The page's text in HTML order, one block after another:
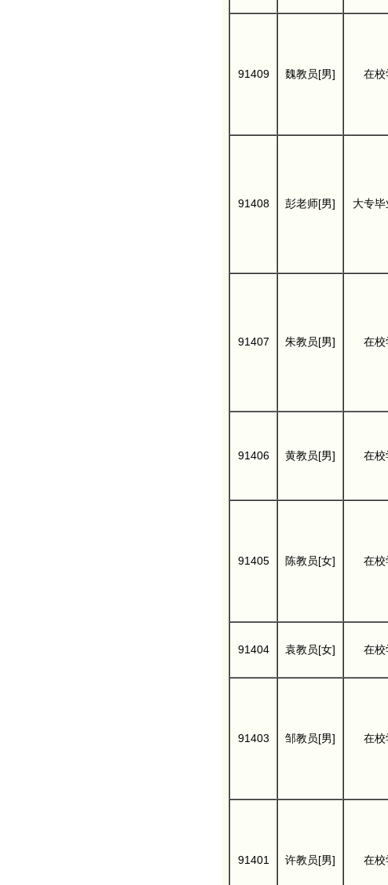
91409 魏教员[男] 在校
91408 彭老师[男] 大专
91407 朱教员[男] 在校
91406 黄教员[男] 在校
91405 陈教员[女] 在校
91404 袁教员[女] 在校
91403 邹教员[男] 在校
91401 许教员[男] 在校